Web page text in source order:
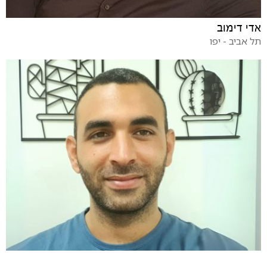
אדי דימוב
תל אביב - יפו